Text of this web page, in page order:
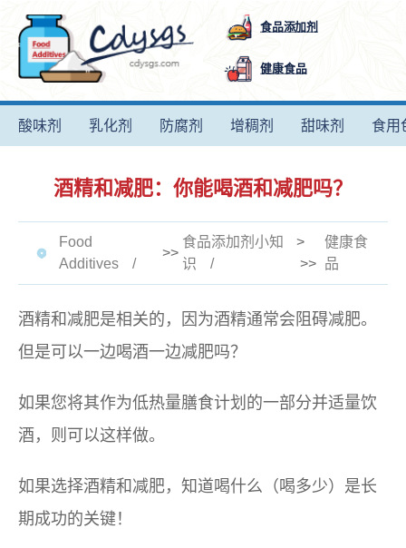
食品添加剂
健康食品
酸味剂 乳化剂 防腐剂 增稠剂 甜味剂 食用
酒精和减肥：你能喝酒和减肥吗？
Food
Additives
>>
食品添加剂小知
识
>
>>
健康食
品
酒精和减肥是相关的，因为酒精通常会阻碍减肥。
但是可以一边喝酒一边减肥吗？
如果您将其作为低热量膳食计划的一部分并适量饮
酒，则可以这样做。
如果选择酒精和减肥，知道喝什么（喝多少）是长
期成功的关键！